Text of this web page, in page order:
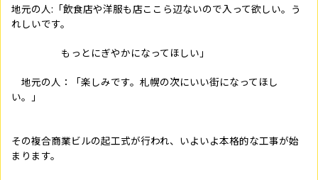
地元の人:「飲食店や洋服も店ここら辺ないので入って欲しい。う
れしいです。
もっとにぎやかになってほしい」
地元の人：「楽しみです。札幌の次にいい街になってほし
い。」
その複合商業ビルの起工式が行われ、いよいよ本格的な工事が始
まります。